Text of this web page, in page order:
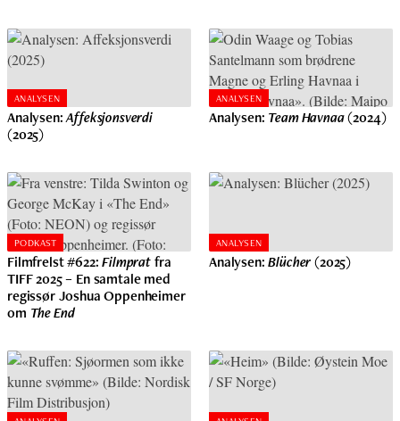
ANALYSEN
Analysen: Affeksjonsverdi
(2025)
ANALYSEN
Analysen: Team Havnaa(2024)
PODKAST
Filmfrelst #622:Filmpratfra
TIFF 2025 – En samtale med
regissør Joshua Oppenheimer
om The End
ANALYSEN
Analysen: Blücher(2025)